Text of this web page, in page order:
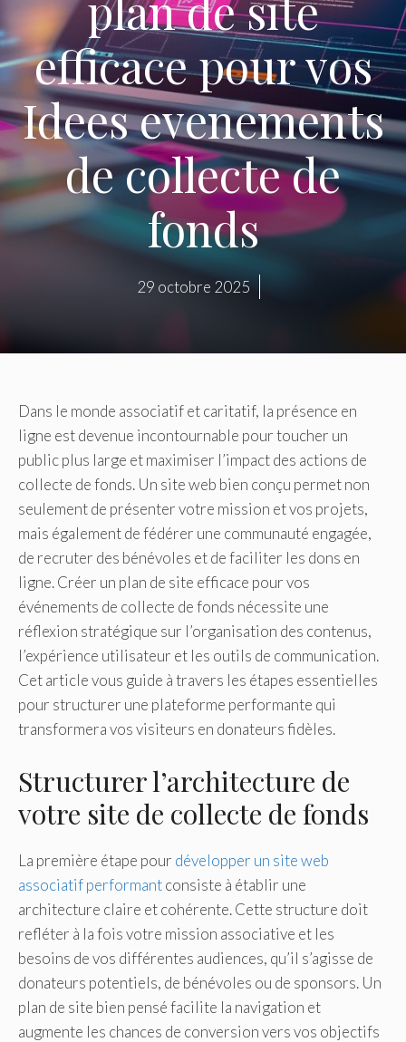
efficace pour vos
Idees evenements
de collecte de
fonds
29 octobre 2025
Dans le monde associatif et caritatif, la présence en
ligne est devenue incontournable pour toucher un
public plus large et maximiser l’impact des actions de
collecte de fonds. Un site web bien conçu permet non
seulement de présenter votre mission et vos projets,
mais également de fédérer une communauté engagée,
de recruter des bénévoles et de faciliter les dons en
ligne. Créer un plan de site efficace pour vos
événements de collecte de fonds nécessite une
réflexion stratégique sur l’organisation des contenus,
l’expérience utilisateur et les outils de communication.
Cet article vous guide à travers les étapes essentielles
pour structurer une plateforme performante qui
transformera vos visiteurs en donateurs fidèles.
Structurer l’architecture de
votre site de collecte de fonds
La première étape pour développer un site web
associatif performantconsiste à établir une
architecture claire et cohérente. Cette structure doit
refléter à la fois votre mission associative et les
besoins de vos différentes audiences, qu’il s’agisse de
donateurs potentiels, de bénévoles ou de sponsors. Un
plan de site bien pensé facilite la navigation et
augmente les chances de conversion vers vos objectifs